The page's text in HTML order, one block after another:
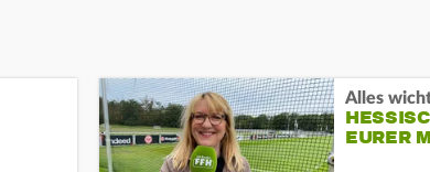
Alles
EURER